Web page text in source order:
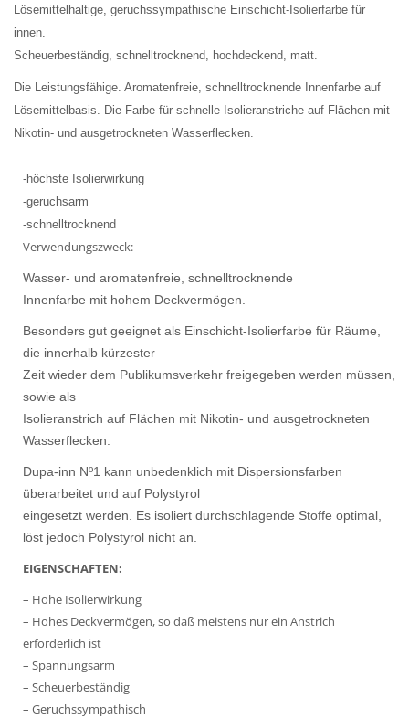
Lösemittelhaltige, geruchssympathische Einschicht-Isolierfarbe für
innen.
Scheuerbeständig, schnelltrocknend, hochdeckend, matt.
Die Leistungsfähige. Aromatenfreie, schnelltrocknende Innenfarbe auf
Lösemittelbasis. Die Farbe für schnelle Isolieranstriche auf Flächen mit
Nikotin- und ausgetrockneten Wasserflecken.
-höchste Isolierwirkung
-geruchsarm
-schnelltrocknend
Verwendungszweck:
Wasser- und aromatenfreie, schnelltrocknende
Innenfarbe mit hohem Deckvermögen.
Besonders gut geeignet als Einschicht-Isolierfarbe für Räume,
die innerhalb kürzester
Zeit wieder dem Publikumsverkehr freigegeben werden müssen,
sowie als
Isolieranstrich auf Flächen mit Nikotin- und ausgetrockneten
Wasserflecken.
Dupa-inn Nº1 kann unbedenklich mit Dispersionsfarben
überarbeitet und auf Polystyrol
eingesetzt werden. Es isoliert durchschlagende Stoffe optimal,
löst jedoch Polystyrol nicht an.
EIGENSCHAFTEN:
– Hohe Isolierwirkung
– Hohes Deckvermögen, so daß meistens nur ein Anstrich
erforderlich ist
– Spannungsarm
– Scheuerbeständig
– Geruchssympathisch